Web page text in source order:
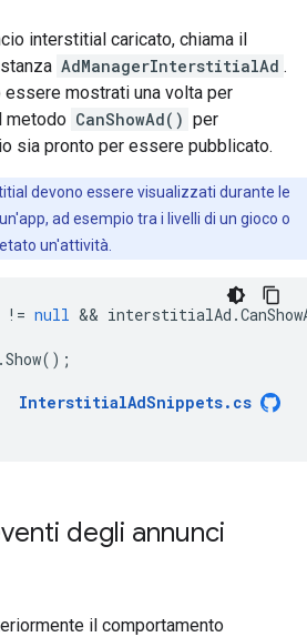
interstitial caricato, chiama il
AdManagerInterstitialAd .
essere mostrati una volta per
metodo CanShowAd() per
sia pronto per essere pubblicato.
devono essere visualizzati durante le
ad esempio tra i livelli di un gioco o
un'attività.
!= null && interstitialAd .
.Show();
InterstitialAdSnippets. cs
degli annunci
il comportamento